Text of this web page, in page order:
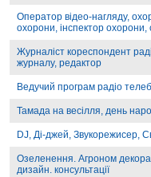
Оператор відео-нагляду,
охорони, інспектор охорони,
Журналіст кореспондент
журналу, редактор
Ведучий програм радіо
Тамада на весілля, день
DJ, Ді-джей, Звукорежисер,
Озеленення. Агроном
дизайн. консультації